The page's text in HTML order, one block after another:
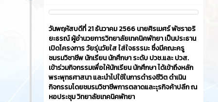
วันพฤหัสบดีที่ 21 ธันวาคม 2566​ นายศิรเมศร์ พัชราอริ
ยะธรณ์ ผู้อำนวยการวิทยาลัยเทคนิคพัทยา เป็นประธาน
เปิดโครงการ วัยรุ่นวัยใส ใส่ใจธรรมะ ซึ่งมีคณะครู
ชมรมวิชาชีพ นักเรียน นักศึกษา ระดับ ปวช.และ ปวส.
เข้าร่วมกิจกรรมเพื่อให้นักเรียน นักศึกษา ได้เข้าถึงหลัก
พระพุทธศาสนา และนำไปใช้ในการดำรงชีวิต ดำเนิน
กิจกรรมโดยชมรมวิชาชีพการตลาดและะุรกิจค้าปลีก ณ
หอประชุม วิทยาลัยเทคนิคพัทยา